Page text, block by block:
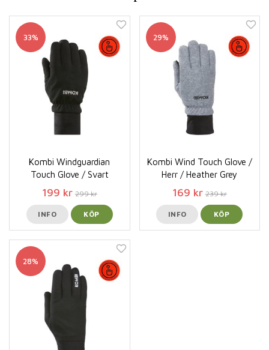
33%
Kombi Windguardian
Touch Glove / Svart
199 kr 299 kr
INFO KÖP
29%
Kombi Wind Touch Glove /
Herr / Heather Grey
169 kr 239 kr
INFO KÖP
28%